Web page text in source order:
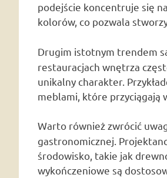
podejście koncentruje się
kolorów, co pozwala
Drugim istotnym trendem
restauracjach wnętrza
unikalny charakter.
meblami, które przyciągają
Warto również zwrócić
gastronomicznej.
środowisko, takie jak
wykończeniowe są